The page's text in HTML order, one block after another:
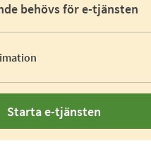
behövs för e-tjänsten
Starta e-tjänsten